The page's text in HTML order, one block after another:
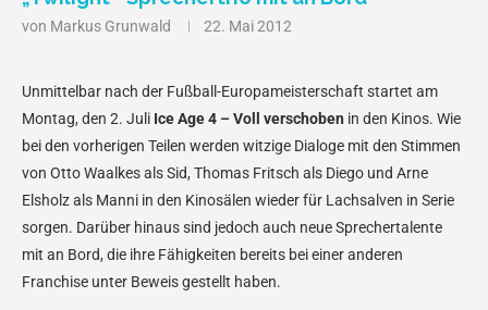
von Markus Grunwald 22. Mai 2012
Unmittelbar nach der Fußball-Europameisterschaft startet am
Montag, den 2. Juli Ice Age 4 – Voll verschoben in den Kinos. Wie
bei den vorherigen Teilen werden witzige Dialoge mit den Stimmen
von Otto Waalkes als Sid, Thomas Fritsch als Diego und Arne
Elsholz als Manni in den Kinosälen wieder für Lachsalven in Serie
sorgen. Darüber hinaus sind jedoch auch neue Sprechertalente
mit an Bord, die ihre Fähigkeiten bereits bei einer anderen
Franchise unter Beweis gestellt haben.